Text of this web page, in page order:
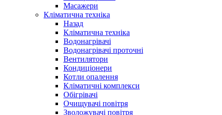
Масажери
Кліматична техніка
Назад
Кліматична техніка
Водонагрівачі
Водонагрівачі проточні
Вентилятори
Кондиціонери
Котли опалення
Кліматичні комплекси
Обігрівачі
Очищувачі повітря
Зволожувачі повітря